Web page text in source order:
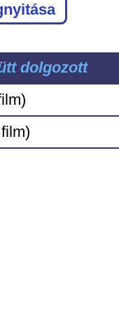
dolgozott